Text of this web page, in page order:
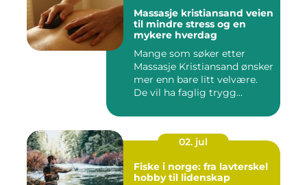
Massasje kristiansand veien
til mindre stress og en
mykere hverdag
Mange som søker etter
Massasje Kristiansand ønsker
mer enn bare litt velvære.
De vil ha faglig trygg...
02. jul
Fiske i norge: fra lavterskel
hobby til lidenskap